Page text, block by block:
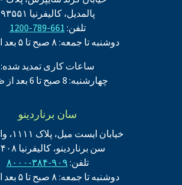
پالمدیل، کالیفرنیا ۹۳۵۵۱
تلفن:661-789-1200
دوشنبه تا جمعه: ۸ صبح تا ۵ بعد از ظهر
ساعات کاری تمدید شده:
چهارشنبه: 8 صبح تا 6 بعد از ظهر
سان برناردینو
خیابان ایست میل، پلاک ۱۱۱۱، واحد ۱۰۰
سن برناردینو، کالیفرنیا ۹۲۴۰۸
تلفن:۹۰۹-۳۸۴-۸۰۰۰
دوشنبه تا جمعه: ۸ صبح تا ۵ بعد از ظهر